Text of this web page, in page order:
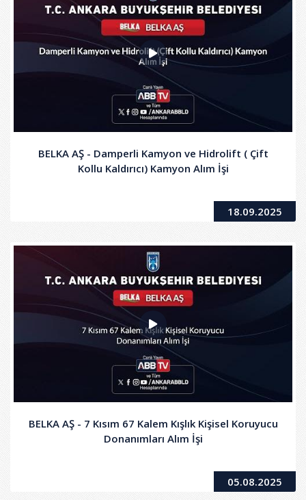
BELKA AŞ - Damperli Kamyon ve Hidrolift ( Çift
Kollu Kaldırıcı) Kamyon Alım İşi
18.09.2025
BELKA AŞ - 7 Kısım 67 Kalem Kışlık Kişisel Koruyucu
Donanımları Alım İşi
05.08.2025